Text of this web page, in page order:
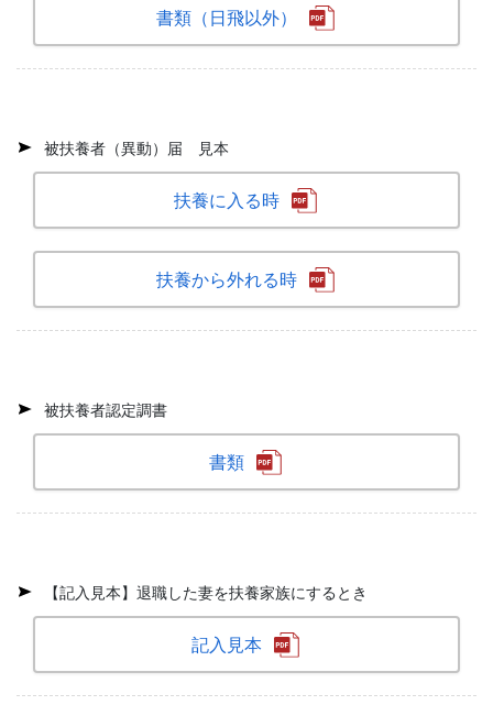
書類（日飛以外）
被扶養者（異動）届 見本
扶養に入る時
扶養から外れる時
被扶養者認定調書
書類
【記入見本】退職した妻を扶養家族にするとき
記入見本